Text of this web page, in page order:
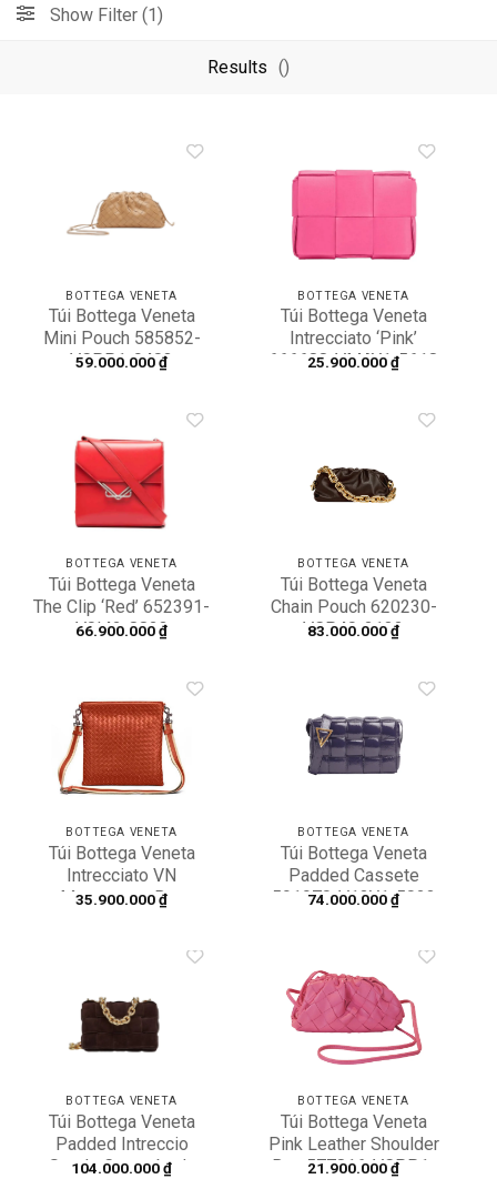
Show Filter (1)
Results ()
wishlist
BOTTEGA VENETA
Túi Bottega Veneta
Mini Pouch 585852-
VCPP1-9403
59.000.000₫
wishlist
BOTTEGA VENETA
Túi Bottega Veneta
Intrecciato ‘Pink’
666688-VMAY1-5618
25.900.000₫
BOTTEGA VENETA
Túi Bottega Veneta
The Clip ‘Red’ 652391-
V0I42-8823
66.900.000₫
wishlist
BOTTEGA VENETA
Túi Bottega Veneta
Chain Pouch 620230-
VCP40-2132
83.000.000₫
Add to
wishlist
BOTTEGA VENETA
Túi Bottega Veneta
Intrecciato VN
Messenger Bag
35.900.000₫
Add to
wishlist
BOTTEGA VENETA
Túi Bottega Veneta
Padded Cassete
591970-V13Y1-5023
74.000.000₫
BOTTEGA VENETA
Túi Bottega Veneta
Padded Intreccio
Suede Cross-body
104.000.000₫
Add to
wishlist
BOTTEGA VENETA
Túi Bottega Veneta
Pink Leather Shoulder
Bag 577816-VCPP1-
21.900.000₫